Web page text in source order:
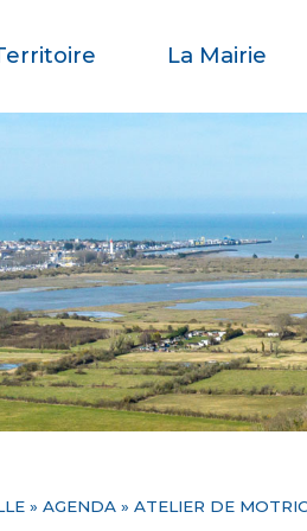
La Mairie
» AGENDA» ATELIER DE